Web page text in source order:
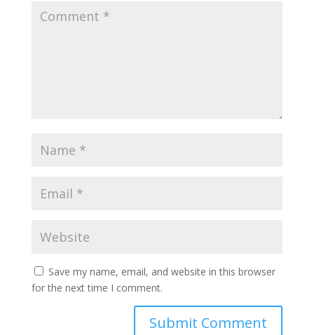
Save my name, email, and website in this browser
for the next time I comment.